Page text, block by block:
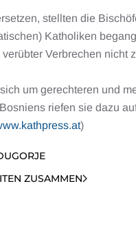
stellten die
Katholiken
Verbrechen nicht
um gerechteren und
riefen sie dazu
)
ZUSAMMEN